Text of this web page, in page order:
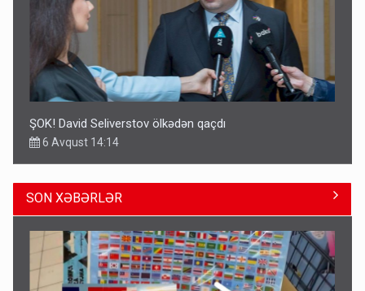
ŞOK! David Seliverstov ölkədən qaçdı
6 Avqust 14:14
SON XƏBƏRLƏR